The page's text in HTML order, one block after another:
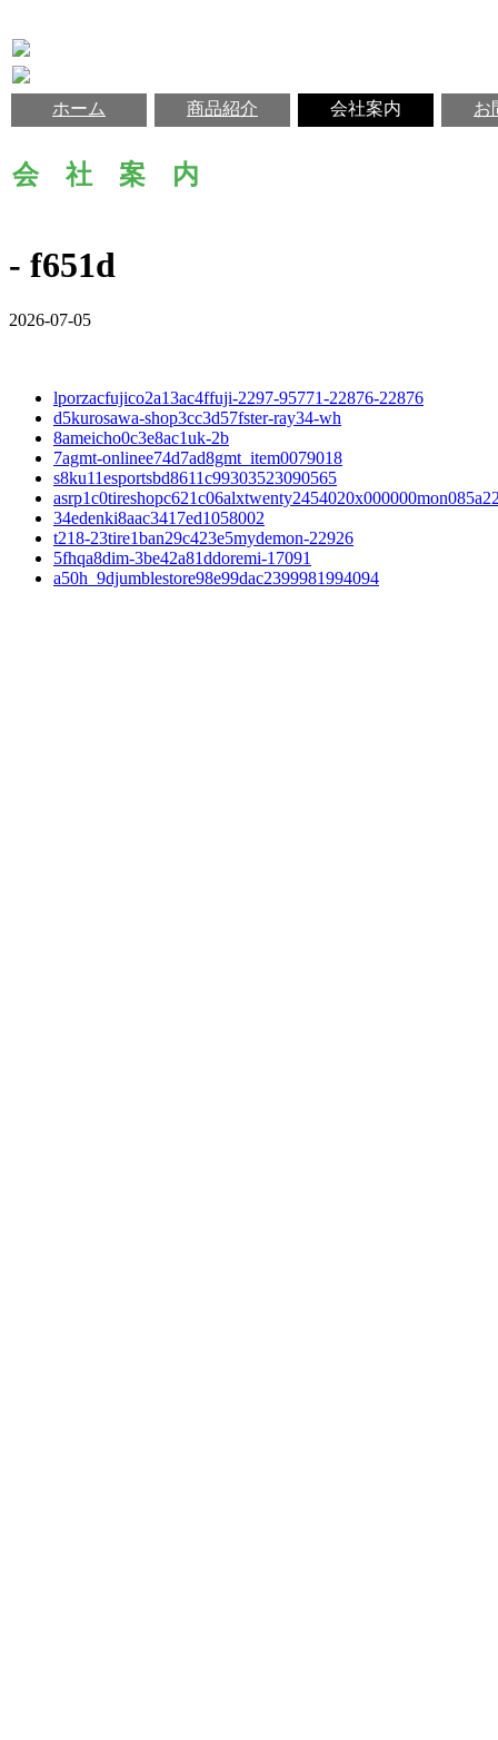
ホーム 商品紹介 会社案内 お
会 社 案 内
- f651d
2026-07-05
lporzacfujico2a13ac4ffuji-2297-95771-22876-22876
d5kurosawa-shop3cc3d57fster-ray34-wh
8ameicho0c3e8ac1uk-2b
7agmt-onlinee74d7ad8gmt_item0079018
s8ku11esportsbd8611c99303523090565
34edenki8aac3417ed1058002
t218-23tire1ban29c423e5mydemon-22926
5fhqa8dim-3be42a81ddoremi-17091
a50h_9djumblestore98e99dac2399981994094